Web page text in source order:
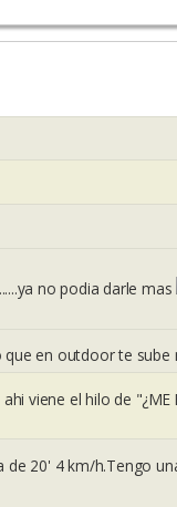
no podia darle mas
en outdoor te sube
viene el hilo de "¿ME
20' 4 km/h.Tengo